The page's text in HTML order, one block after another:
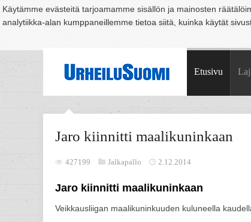
Käytämme evästeitä tarjoamamme sisällön ja mainosten
analytiikka-alan kumppaneillemme tietoa siitä, kuinka käytät
Suomi Espoo Helsinki Hämeenlinna Joensuu Jyväskylä
Etusivu
Jaro kiinnitti maalikuninkaan
427199 Jalkapallo 2.12.2014
Jaro kiinnitti maalikuninkaan
Veikkausliigan maalikuninkuuden kuluneella